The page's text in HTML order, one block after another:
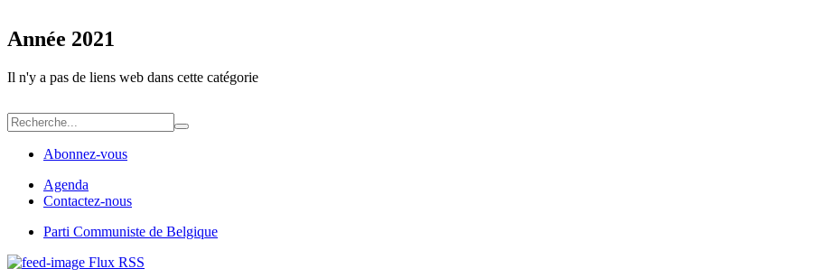
Année 2021
Il n'y a pas de liens web dans cette catégorie
Abonnez-vous
Agenda
Contactez-nous
Parti Communiste de Belgique
Flux RSS